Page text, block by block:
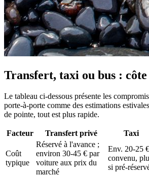
Transfert, taxi ou bus : côte
Le tableau ci-dessous présente les
porte-à-porte comme des estimations
de pointe, tout est plus rapide.
Facteur Transfert privé Taxi
Coût
typique
Réservé à l'avance ;
environ 30-45 € par
voiture aux prix du
marché
Env. 20-25 €
convenu,
si pré-